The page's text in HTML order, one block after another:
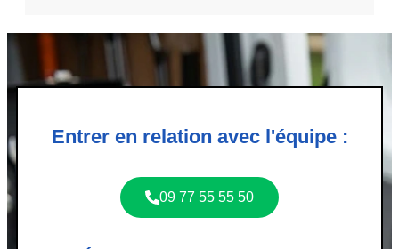
Entrer en relation avec l'équipe :
09 77 55 55 50